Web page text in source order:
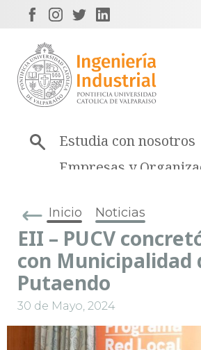
Estudia con nosotros
Empresas y
Inicio Noticias
EII – PUCV
con Municipalidad
Putaendo
30 de Mayo, 2024